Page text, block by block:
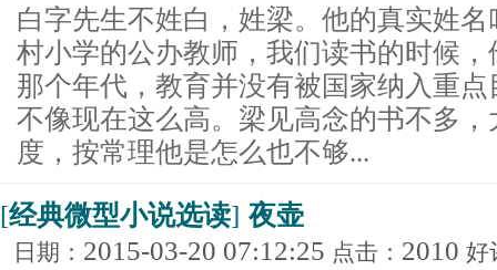
白字先生不姓白，姓梁。他的真实姓
村小学的公办教师，我们读书的时候
那个年代，教育并没有被国家纳入重
不像现在这么高。梁见高念的书不多
度，按常理他是怎么也不够...
[经典微型小说选读] 夜壶
日期： 2015-03-20 07:12:25 点击： 2010 好